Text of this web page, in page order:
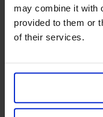
may combine it with
provided to them or
of their services.